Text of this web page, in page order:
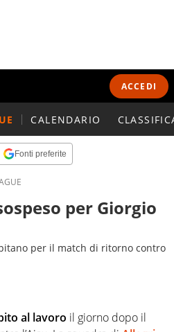
ACCEDI
CALENDARIO
Fonti preferite
per Giorgio
per il match di ritorno contro
al lavoro il giorno dopo il